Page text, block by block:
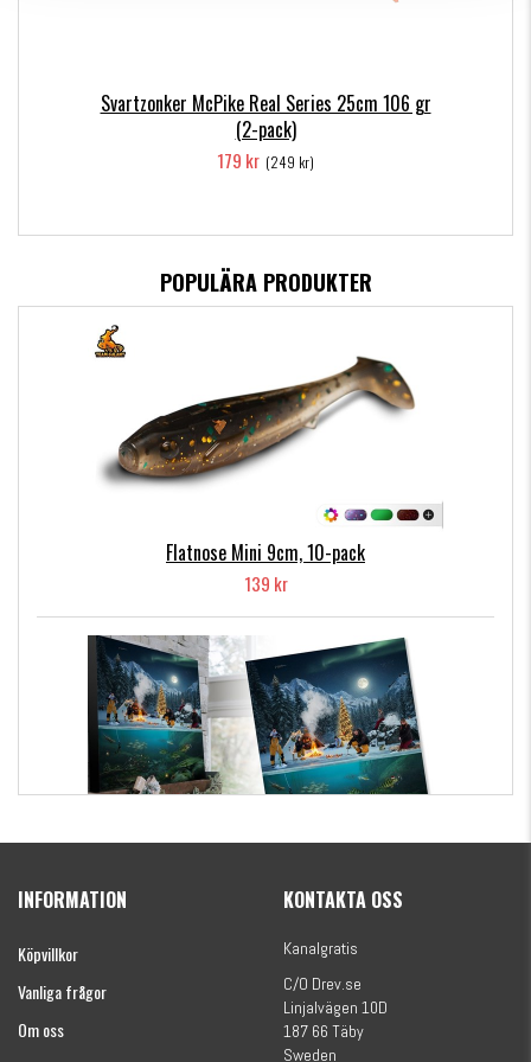
Svartzonker McPike Real Series 25cm 106 gr
(2-pack)
179 kr (249 kr)
POPULÄRA PRODUKTER
Flatnose Mini 9cm, 10-pack
139 kr
(julkalender)
INFORMATION
Köpvillkor
Vanliga frågor
Om oss
KONTAKTA OSS
Kanalgratis
C/O Drev.se
Linjalvägen 10D
187 66 Täby
Sweden